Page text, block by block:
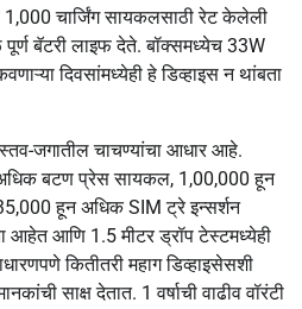
1,000 चार्जिंग सायकलसाठी रेट केलेली
बॅटरी लाइफ देते. बॉक्समध्येच 33W
दिवसांमध्येही हे डिव्हाइस न थांबता
जगातील चाचण्यांचा आधार आहे.
बटण प्रेस सायकल, 1,00,000 हून
हून अधिक SIM ट्रे इन्सर्शन
आहेत आणि 1.5 मीटर ड्रॉप टेस्टमध्येही
कितीतरी महाग डिव्हाइसेसशी
साक्ष देतात. 1 वर्षाची वाढीव वॉरंटी